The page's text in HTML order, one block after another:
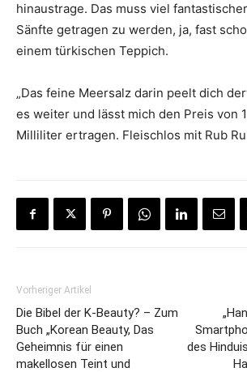
hinaustrage. Das muss viel
Sänfte getragen zu werden, ja, fast
einem türkischen Teppich.
„Das feine Meersalz darin peelt dich
es weiter und lässt mich den Preis von
Milliliter ertragen. Fleischlos mit Rub
Vorheriger Artikel
Die Bibel der K-Beauty? – Zum
Buch „Korean Beauty, Das
Geheimnis für einen
makellosen Teint und
des